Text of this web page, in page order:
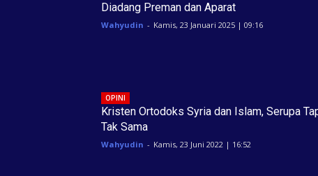
Diadang Preman dan Aparat
Wahyudin - Kamis, 23 Januari 2025 | 09:16
OPINI
Kristen Ortodoks Syria dan Islam, Serupa
Tak Sama
Wahyudin - Kamis, 23 Juni 2022 | 16:52